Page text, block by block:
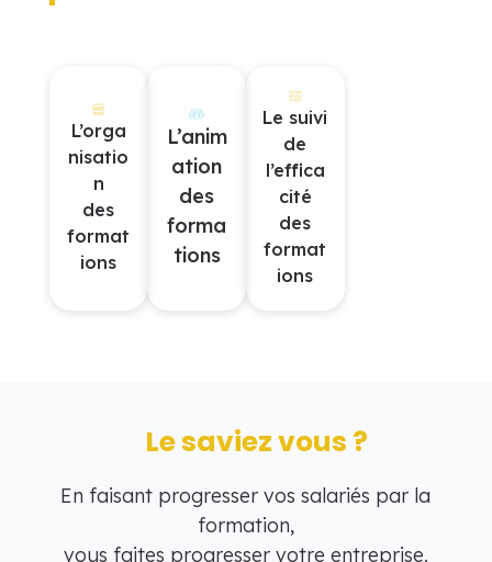
L’orga
nisatio
n
des
format
ions
L’anim
ation
des
forma
tions
Le suivi
de
l’effica
cité
des
format
ions
Le saviez vous ?
En faisant progresser vos salariés par la
formation,
vous faites progresser votre entreprise.